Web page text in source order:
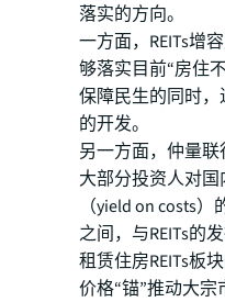
落实的方向。
一方面，REITs增
够落实目前“房住
保障民生的同时
的开发。
另一方面，仲量联
大部分投资人对
（yield on costs
之间，与REITs的
租赁住房REITs板
价格“锚”推动大